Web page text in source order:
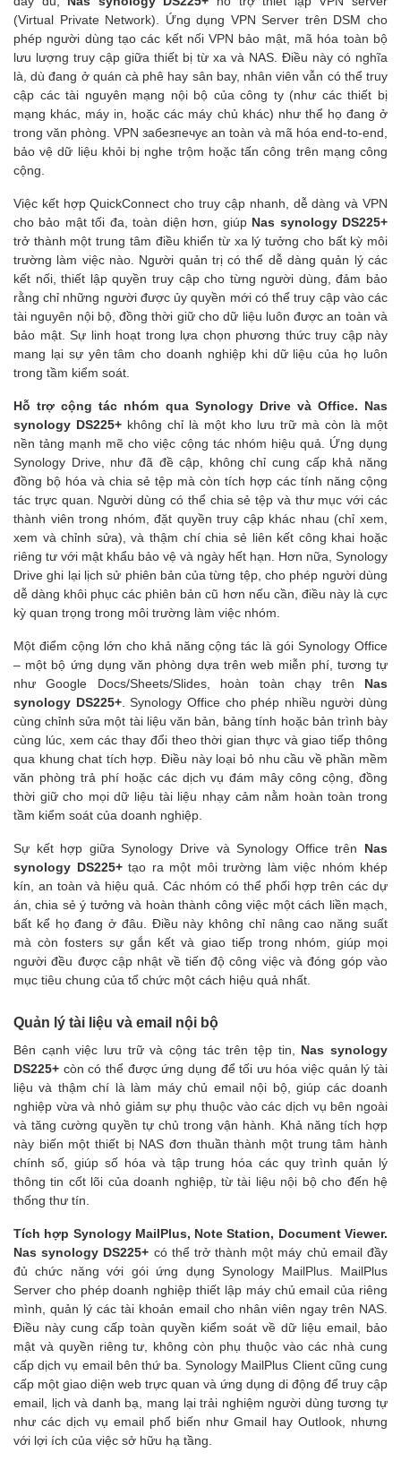
(Virtual Private Network). Ứng dụng VPN Server trên DSM cho
phép người dùng tạo các kết nối VPN bảo mật, mã hóa toàn bộ
lưu lượng truy cập giữa thiết bị từ xa và NAS. Điều này có nghĩa
là, dù đang ở quán cà phê hay sân bay, nhân viên vẫn có thể truy
cập các tài nguyên mạng nội bộ của công ty (như các thiết bị
mạng khác, máy in, hoặc các máy chủ khác) như thể họ đang ở
trong văn phòng. VPN забезпечує an toàn và mã hóa end-to-end,
bảo vệ dữ liệu khỏi bị nghe trộm hoặc tấn công trên mạng công
cộng.
Việc kết hợp QuickConnect cho truy cập nhanh, dễ dàng và VPN
cho bảo mật tối đa, toàn diện hơn, giúp Nas synology DS225+
trở thành một trung tâm điều khiển từ xa lý tưởng cho bất kỳ môi
trường làm việc nào. Người quản trị có thể dễ dàng quản lý các
kết nối, thiết lập quyền truy cập cho từng người dùng, đảm bảo
rằng chỉ những người được ủy quyền mới có thể truy cập vào các
tài nguyên nội bộ, đồng thời giữ cho dữ liệu luôn được an toàn và
bảo mật. Sự linh hoạt trong lựa chọn phương thức truy cập này
mang lại sự yên tâm cho doanh nghiệp khi dữ liệu của họ luôn
trong tầm kiểm soát.
Hỗ trợ cộng tác nhóm qua Synology Drive và Office. Nas
synology DS225+ không chỉ là một kho lưu trữ mà còn là một
nền tảng mạnh mẽ cho việc cộng tác nhóm hiệu quả. Ứng dụng
Synology Drive, như đã đề cập, không chỉ cung cấp khả năng
đồng bộ hóa và chia sẻ tệp mà còn tích hợp các tính năng cộng
tác trực quan. Người dùng có thể chia sẻ tệp và thư mục với các
thành viên trong nhóm, đặt quyền truy cập khác nhau (chỉ xem,
xem và chỉnh sửa), và thậm chí chia sẻ liên kết công khai hoặc
riêng tư với mật khẩu bảo vệ và ngày hết hạn. Hơn nữa, Synology
Drive ghi lại lịch sử phiên bản của từng tệp, cho phép người dùng
dễ dàng khôi phục các phiên bản cũ hơn nếu cần, điều này là cực
kỳ quan trọng trong môi trường làm việc nhóm.
Một điểm cộng lớn cho khả năng cộng tác là gói Synology Office
– một bộ ứng dụng văn phòng dựa trên web miễn phí, tương tự
như Google Docs/Sheets/Slides, hoàn toàn chạy trên Nas
synology DS225+. Synology Office cho phép nhiều người dùng
cùng chỉnh sửa một tài liệu văn bản, bảng tính hoặc bản trình bày
cùng lúc, xem các thay đổi theo thời gian thực và giao tiếp thông
qua khung chat tích hợp. Điều này loại bỏ nhu cầu về phần mềm
văn phòng trả phí hoặc các dịch vụ đám mây công cộng, đồng
thời giữ cho mọi dữ liệu tài liệu nhạy cảm nằm hoàn toàn trong
tầm kiểm soát của doanh nghiệp.
Sự kết hợp giữa Synology Drive và Synology Office trên Nas
synology DS225+tạo ra một môi trường làm việc nhóm khép
kín, an toàn và hiệu quả. Các nhóm có thể phối hợp trên các dự
án, chia sẻ ý tưởng và hoàn thành công việc một cách liền mạch,
bất kể họ đang ở đâu. Điều này không chỉ nâng cao năng suất
mà còn fosters sự gắn kết và giao tiếp trong nhóm, giúp mọi
người đều được cập nhật về tiến độ công việc và đóng góp vào
mục tiêu chung của tổ chức một cách hiệu quả nhất.
Quản lý tài liệu và email nội bộ
Bên cạnh việc lưu trữ và cộng tác trên tệp tin, Nas synology
DS225+ còn có thể được ứng dụng để tối ưu hóa việc quản lý tài
liệu và thậm chí là làm máy chủ email nội bộ, giúp các doanh
nghiệp vừa và nhỏ giảm sự phụ thuộc vào các dịch vụ bên ngoài
và tăng cường quyền tự chủ trong vận hành. Khả năng tích hợp
này biến một thiết bị NAS đơn thuần thành một trung tâm hành
chính số, giúp số hóa và tập trung hóa các quy trình quản lý
thông tin cốt lõi của doanh nghiệp, từ tài liệu nội bộ cho đến hệ
thống thư tín.
Tích hợp Synology MailPlus, Note Station, Document Viewer.
Nas synology DS225+ có thể trở thành một máy chủ email đầy
đủ chức năng với gói ứng dụng Synology MailPlus. MailPlus
Server cho phép doanh nghiệp thiết lập máy chủ email của riêng
mình, quản lý các tài khoản email cho nhân viên ngay trên NAS.
Điều này cung cấp toàn quyền kiểm soát về dữ liệu email, bảo
mật và quyền riêng tư, không còn phụ thuộc vào các nhà cung
cấp dịch vụ email bên thứ ba. Synology MailPlus Client cũng cung
cấp một giao diện web trực quan và ứng dụng di động để truy cập
email, lịch và danh bạ, mang lại trải nghiệm người dùng tương tự
như các dịch vụ email phổ biến như Gmail hay Outlook, nhưng
với lợi ích của việc sở hữu hạ tầng.